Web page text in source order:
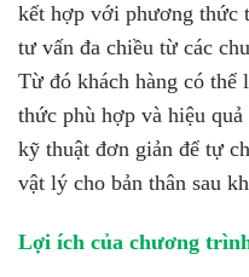
kết hợp với phương thức
tư vấn đa chiều từ các
Từ đó khách hàng có thể
thức phù hợp và hiệu
kỹ thuật đơn giản để tự
vật lý cho bản thân sau
Lợi ích của chương